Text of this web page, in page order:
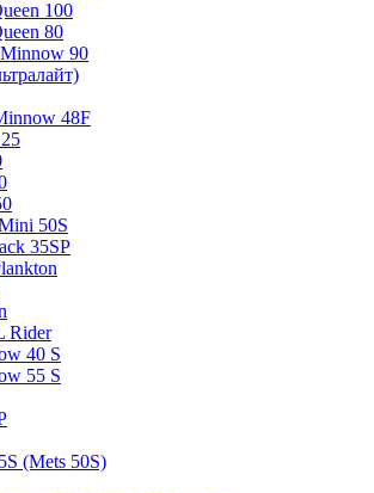
100
80
90
48F
50S
35SP
Rider
40 S
55 S
(Mets 50S)